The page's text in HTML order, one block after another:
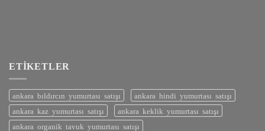
ETIKETLER
ankara bıldırcın yumurtası satışı
ankara hindi yumurtası satışı
ankara kaz yumurtası satışı
ankara keklik yumurtası satışı
ankara organik tavuk yumurtası satışı